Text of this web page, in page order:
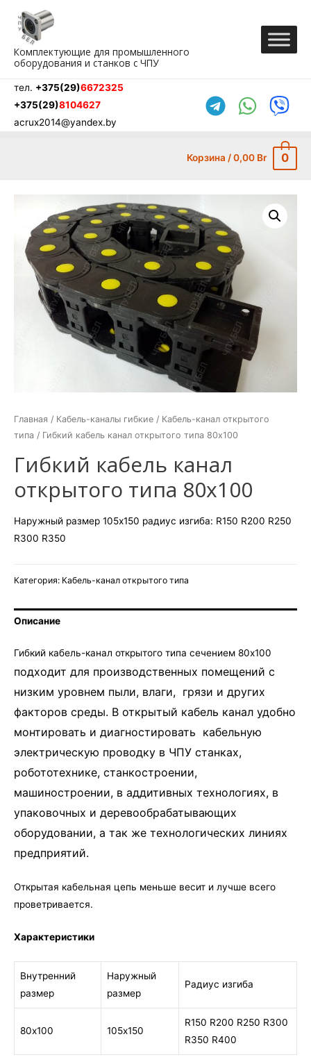
содержимому
Комплектующие для промышленного
оборудования и станков с ЧПУ
тел. +375(29)6672325
+375(29)8104627
acrux2014@yandex.by
Корзина /0,00 Br 0
Главная / Кабель-каналы гибкие / Кабель-канал открытого
типа / Гибкий кабель канал открытого типа 80х100
Гибкий кабель канал
открытого типа 80х100
Наружный размер 105х150 радиус изгиба: R150 R200 R250
R300 R350
Категория: Кабель-канал открытого типа
Описание
Гибкий кабель-канал открытого типа сечением 80х100
подходит для производственных помещений с
низким уровнем пыли, влаги, грязи и других
факторов среды. В открытый кабель канал удобно
монтировать и диагностировать кабельную
электрическую проводку в ЧПУ станках,
робототехнике, станкостроении,
машиностроении, в аддитивных технологиях, в
упаковочных и деревообрабатывающих
оборудовании, а так же технологических линиях
предприятий.
Открытая кабельная цепь меньше весит и лучше всего
проветривается.
Характеристики
Внутренний
размер
Наружный
размер
Радиус изгиба
80х100 105х150
R150 R200 R250 R300
R350 R400